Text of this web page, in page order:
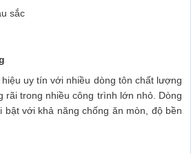
sắc
uy tín với nhiều dòng tôn chất lượng
rãi trong nhiều công trình lớn nhỏ. Dòng
bật với khả năng chống ăn mòn, độ bền